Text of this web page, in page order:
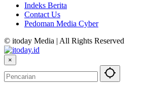
Indeks Berita
Contact Us
Pedoman Media Cyber
© itoday Media | All Rights Reserved
×